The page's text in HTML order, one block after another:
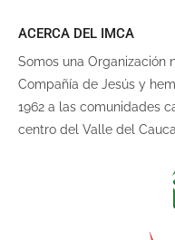
ACERCA DEL IMCA
Somos una Organización
Compañía de Jesús y
1962 a las comunidades
centro del Valle del